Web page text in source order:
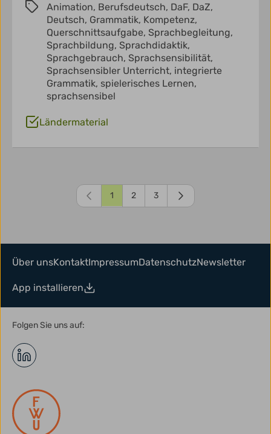
Animation, Berufsdeutsch, DaF, DaZ,
Deutsch, Grammatik, Kompetenz,
Querschnittsaufgabe, Sprachbegleitung,
Sprachbildung, Sprachdidaktik,
Sprachgebrauch, Sprachsensibilität,
Sprachsensibler Unterricht, integrierte
Grammatik, spielerisches Lernen,
sprachsensibel
Ländermaterial
1 2 3
Über unsKontaktImpressumDatenschutzNewsletter
App installieren
Folgen Sie uns auf: